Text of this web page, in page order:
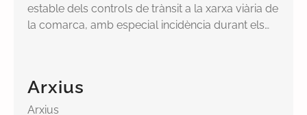
estable dels controls de trànsit a la xarxa viària de
la comarca, amb especial incidència durant els…
Arxius
Arxius